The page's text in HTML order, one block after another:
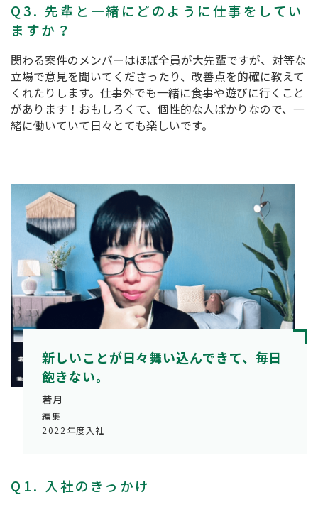
Q3. 先輩と一緒にどのように仕事をしてい
ますか？
関わる案件のメンバーはほぼ全員が大先輩ですが、対等な
立場で意見を聞いてくださったり、改善点を的確に教えて
くれたりします。仕事外でも一緒に食事や遊びに行くこと
があります！おもしろくて、個性的な人ばかりなので、一
緒に働いていて日々とても楽しいです。
新しいことが日々舞い込んできて、毎日
飽きない。
若月
編集
2022年度入社
Q1. 入社のきっかけ